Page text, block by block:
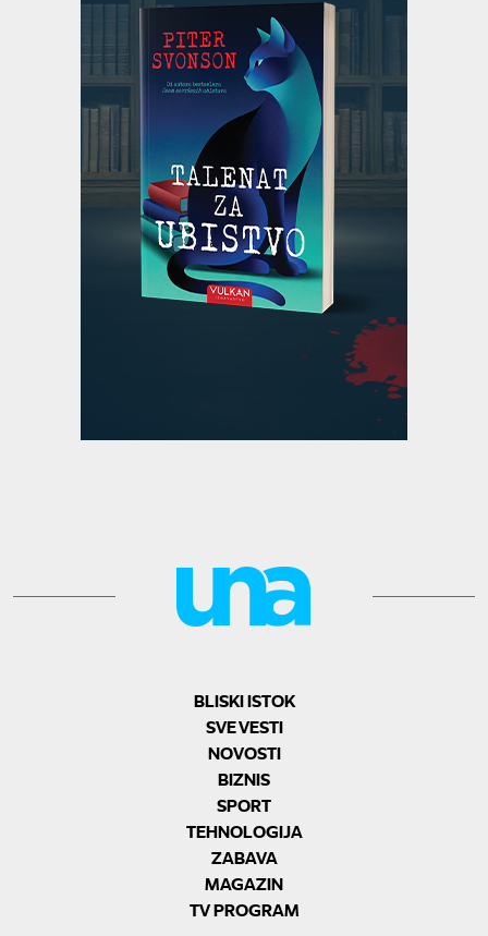
BLISKI ISTOK
SVE VESTI
NOVOSTI
BIZNIS
SPORT
TEHNOLOGIJA
ZABAVA
MAGAZIN
TV PROGRAM